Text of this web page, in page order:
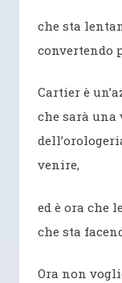
che sta
convertendo
Cartier è
che sarà una
venire,
ed è ora che
che sta
Ora non